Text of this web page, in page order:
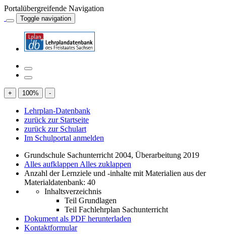
Portalübergreifende Navigation
Toggle navigation
+ 100% -
Lehrplan-Datenbank
zurück zur Startseite
zurück zur Schulart
Im Schulportal anmelden
Grundschule Sachunterricht 2004, Überarbeitung 2019
Alles aufklappen Alles zuklappen
Anzahl der Lernziele und -inhalte mit Materialien aus der
Materialdatenbank: 40
Inhaltsverzeichnis
Teil Grundlagen
Teil Fachlehrplan Sachunterricht
Dokument als PDF herunterladen
Kontaktformular